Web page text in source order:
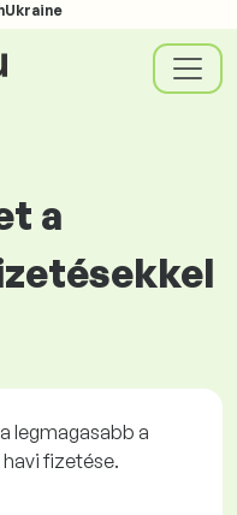
a
legmagasabb a
fizetése.